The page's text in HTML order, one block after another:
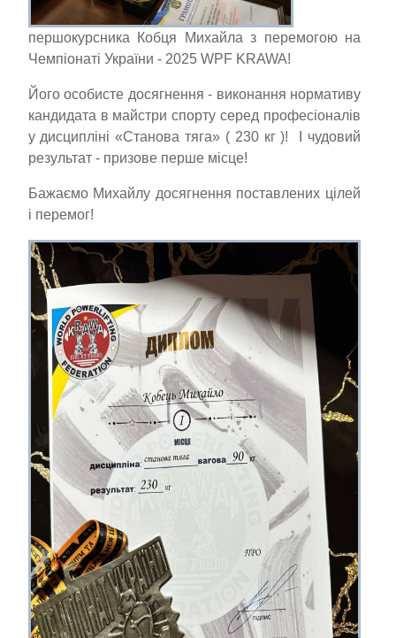
першокурсника Кобця Михайла з перемогою на
Чемпіонаті України - 2025 WPF KRAWA!
Його особисте досягнення - виконання нормативу
кандидата в майстри спорту серед професіоналів
у дисципліні «Станова тяга» ( 230 кг )! І чудовий
результат - призове перше місце!
Бажаємо Михайлу досягнення поставлених цілей
і перемог!